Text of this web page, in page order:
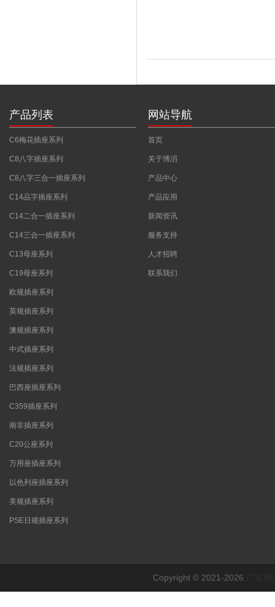
产品列表
C6梅花插座系列
C8八字插座系列
C8八字三合一插座系列
C14品字插座系列
C14二合一插座系列
C14三合一插座系列
C13母座系列
C19母座系列
欧规插座系列
英规插座系列
澳规插座系列
中式插座系列
法规插座系列
巴西座插座系列
C359插座系列
南非插座系列
C20公座系列
万用座插座系列
以色列座插座系列
美规插座系列
PSE日规插座系列
网站导航
首页
关于博滔
产品中心
产品应用
新闻资讯
服务支持
人才招聘
联系我们
Copyright © 2021-2026